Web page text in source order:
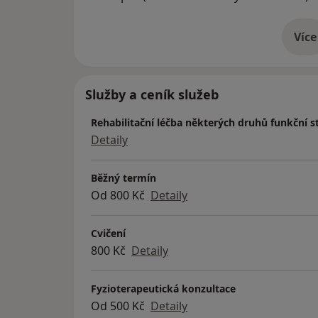
Mgr. Elišky Šuhaj, certCAAPR, CPCFT
-06/2024 – Odborný kongres „Psi v
S. Fischera (spoluautor knihy Dogs in
-08/2024 – Odborný workshop
odbornice a veterinární lékařky Tove Due z
Více
o
Služby a ceník služeb
Rehabilitační léčba některých druhů funkční
Detaily
Běžný termín
Od 800 Kč Detaily
Cvičení
800 Kč Detaily
Fyzioterapeutická konzultace
Od 500 Kč Detaily